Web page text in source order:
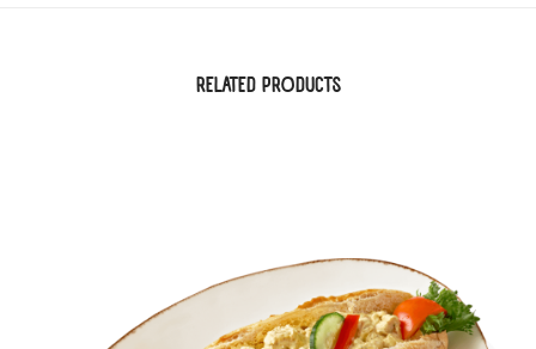
RELATED PRODUCTS